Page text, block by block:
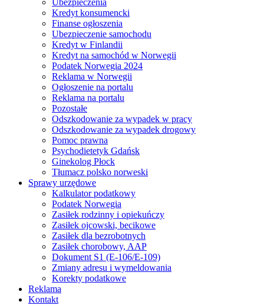
Ubezpieczenia
Kredyt konsumencki
Finanse ogłoszenia
Ubezpieczenie samochodu
Kredyt w Finlandii
Kredyt na samochód w Norwegii
Podatek Norwegia 2024
Reklama w Norwegii
Ogłoszenie na portalu
Reklama na portalu
Pozostałe
Odszkodowanie za wypadek w pracy
Odszkodowanie za wypadek drogowy
Pomoc prawna
Psychodietetyk Gdańsk
Ginekolog Płock
Tłumacz polsko norweski
Sprawy urzędowe
Kalkulator podatkowy
Podatek Norwegia
Zasiłek rodzinny i opiekuńczy
Zasiłek ojcowski, becikowe
Zasiłek dla bezrobotnych
Zasiłek chorobowy, AAP
Dokument S1 (E-106/E-109)
Zmiany adresu i wymeldowania
Korekty podatkowe
Reklama
Kontakt